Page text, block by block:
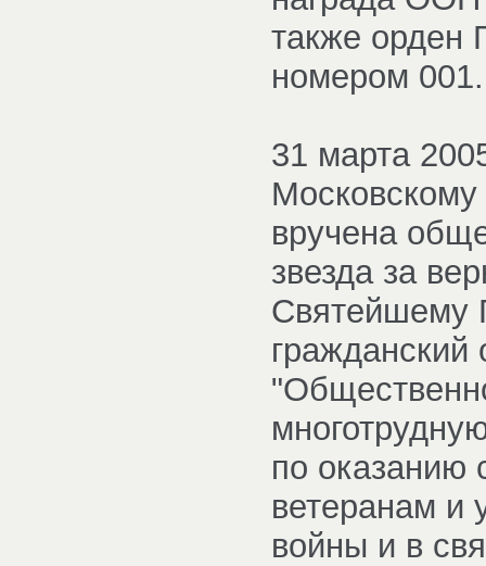
также орден
номером 001.
31 марта
вручена
звезда за
Святейшему
гражданский
по оказанию
ветеранам и
войны и в